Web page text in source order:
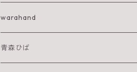
IWA KI SUN
SHIRAKAMI sanchi
warahand
青森ひば